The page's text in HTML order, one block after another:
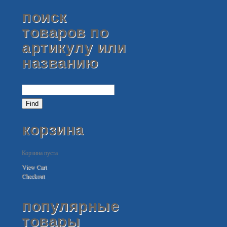
поиск
товаров по
артикулу или
названию
корзина
Корзина пуста
View Cart
Checkout
популярные
товары